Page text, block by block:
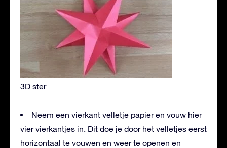
3D ster
Neem een vierkant velletje papier en vouw hier
vier vierkantjes in. Dit doe je door het velletjes eerst
horizontaal te vouwen en weer te openen en